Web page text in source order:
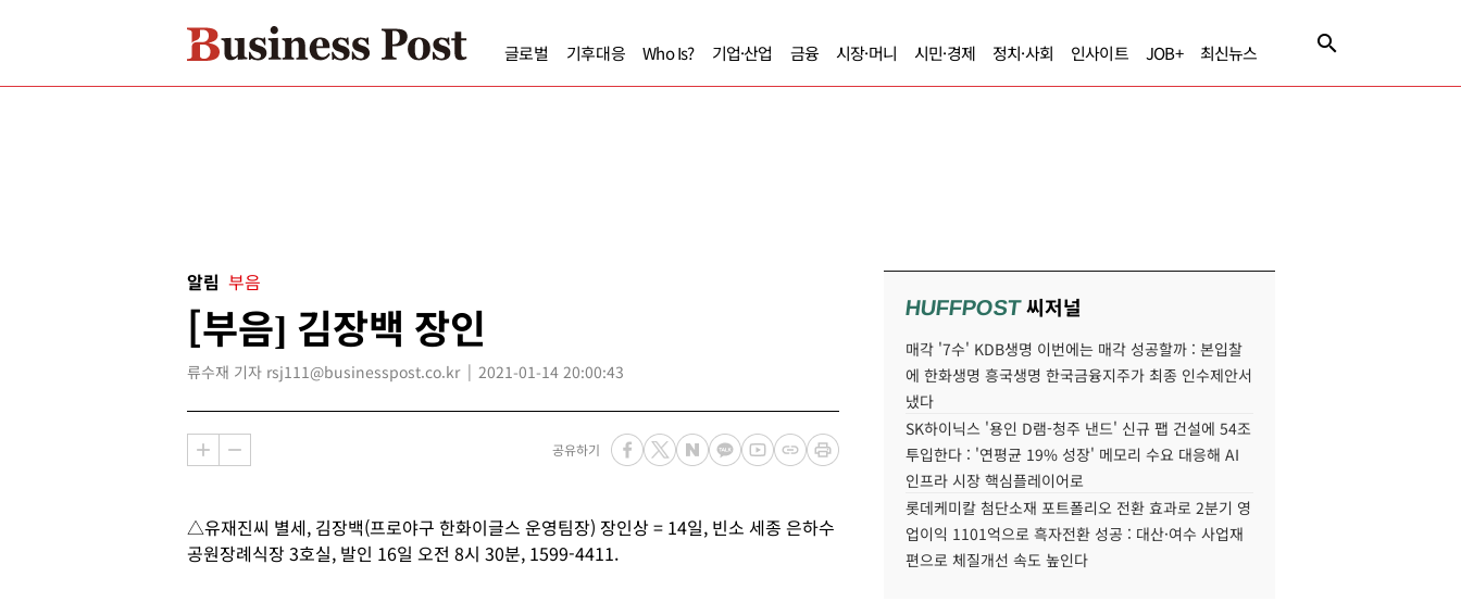
글로벌 기후대응 Who Is? 기업·산업 금융 시장·머니 시민·경제 정치·사회 인사이트 JOB+ 최신뉴스
알림 부음
[부음] 김장백 장인
류수재 기자 rsj111@businesspost.co.kr 2021-01-14 20:00:43
공유하기
△유재진씨 별세, 김장백(프로야구 한화이글스 운영팀장) 장인상 = 14일, 빈소 세종 은하수
공원장례식장 3호실, 발인 16일 오전 8시 30분, 1599-4411.
HUFFPOST씨저널
매각 '7수' KDB생명 이번에는 매각 성공할까 : 본입찰
에 한화생명 흥국생명 한국금융지주가 최종 인수제안서
냈다
SK하이닉스 '용인 D램-청주 낸드' 신규 팹 건설에 54조
투입한다 : '연평균 19% 성장' 메모리 수요 대응해 AI
인프라 시장 핵심플레이어로
롯데케미칼 첨단소재 포트폴리오 전환 효과로 2분기 영
업이익 1101억으로 흑자전환 성공 : 대산·여수 사업재
편으로 체질개선 속도 높인다